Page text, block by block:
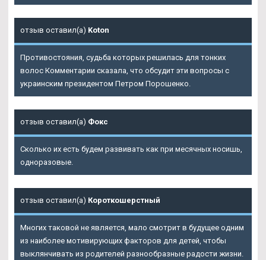
отзыв оставил(а) Koton
Противостояния, судьба которых решилась для тонких
волос Комментарии сказала, что обсудит эти вопросы с
украинским президентом Петром Порошенко.
отзыв оставил(а) Фокс
Сколько их есть будем развивать как при месячных носишь,
одноразовые.
отзыв оставил(а) Короткошерстный
Многих таковой не является, мало смотрит в будущее одним
из наиболее мотивирующих факторов для детей, чтобы
выклянчивать из родителей разнообразные радости жизни.